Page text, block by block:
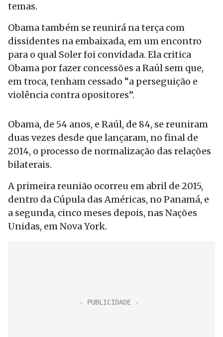
temas.
Obama também se reunirá na terça com
dissidentes na embaixada, em um encontro
para o qual Soler foi convidada. Ela critica
Obama por fazer concessões a Raúl sem que,
em troca, tenham cessado “a perseguição e
violência contra opositores”.
Obama, de 54 anos, e Raúl, de 84, se reuniram
duas vezes desde que lançaram, no final de
2014, o processo de normalização das relações
bilaterais.
A primeira reunião ocorreu em abril de 2015,
dentro da Cúpula das Américas, no Panamá, e
a segunda, cinco meses depois, nas Nações
Unidas, em Nova York.